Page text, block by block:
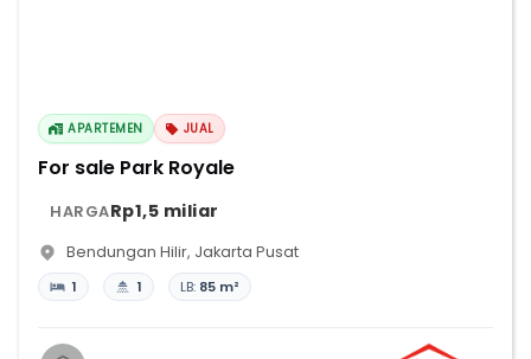
APARTEMEN JUAL
For sale Park Royale
HARGARp1,5 miliar
Bendungan Hilir, Jakarta Pusat
1 1 LB: 85 m²